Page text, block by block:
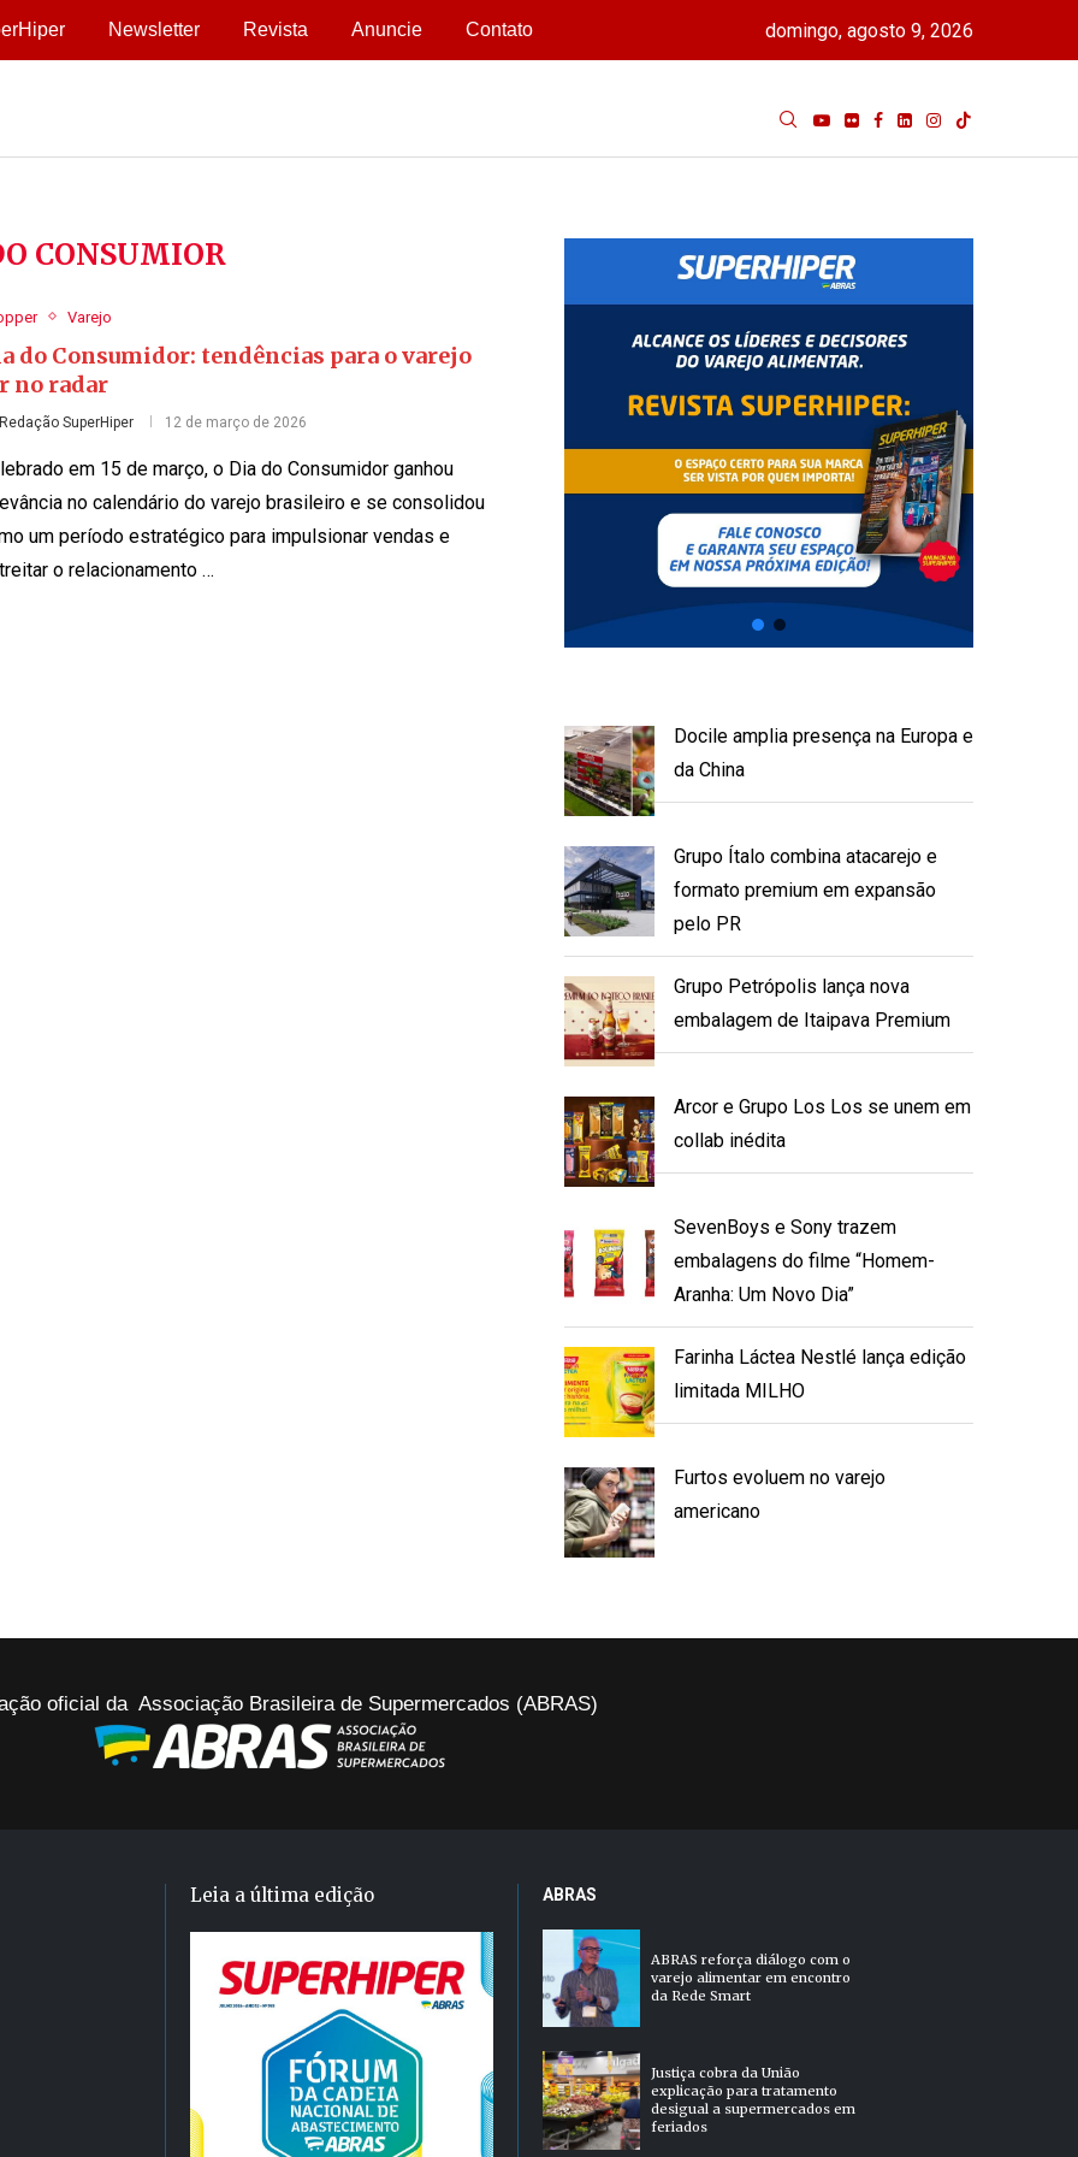
Newsletter Revista Anuncie Contato domingo, agosto 9, 2026
CONSUMIOR
Varejo
do Consumidor: tendências para o varejo
no radar
SuperHiper 12 de março de 2026
em 15 de março, o Dia do Consumidor ganhou
no calendário do varejo brasileiro e se consolidou
um período estratégico para impulsionar vendas e
o relacionamento …
Docile amplia presença na Europa e
da China
Grupo Ítalo combina atacarejo e
formato premium em expansão
pelo PR
Grupo Petrópolis lança nova
embalagem de Itaipava Premium
Arcor e Grupo Los Los se unem em
collab inédita
SevenBoys e Sony trazem
embalagens do filme “Homem-
Aranha: Um Novo Dia”
Farinha Láctea Nestlé lança edição
limitada MILHO
Furtos evoluem no varejo
americano
oficial da Associação Brasileira de Supermercados (ABRAS)
Leia a última edição ABRAS
ABRAS reforça diálogo com o
varejo alimentar em encontro
da Rede Smart
Justiça cobra da União
explicação para tratamento
desigual a supermercados em
feriados